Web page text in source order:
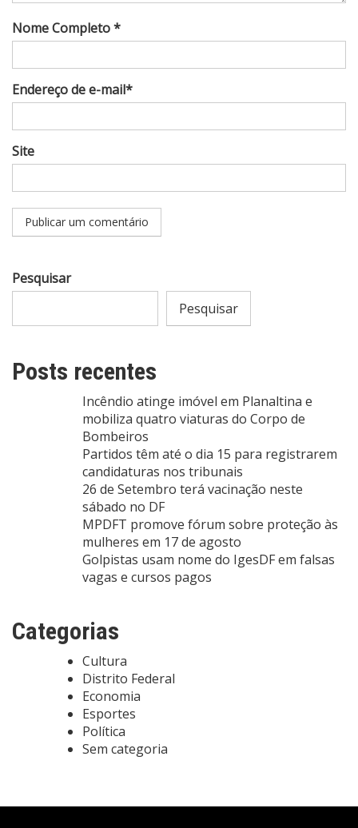
Nome Completo *
Endereço de e-mail*
Site
Pesquisar
Pesquisar
Posts recentes
Incêndio atinge imóvel em Planaltina e
mobiliza quatro viaturas do Corpo de
Bombeiros
Partidos têm até o dia 15 para registrarem
candidaturas nos tribunais
26 de Setembro terá vacinação neste
sábado no DF
MPDFT promove fórum sobre proteção às
mulheres em 17 de agosto
Golpistas usam nome do IgesDF em falsas
vagas e cursos pagos
Categorias
Cultura
Distrito Federal
Economia
Esportes
Política
Sem categoria